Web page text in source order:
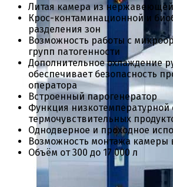
Литая камера из нержавеющей
Крос-контаминационной и
разделения зон
Возможность работы с
групп патогенности
Дополнительное охлаждение
обеспечивает безопасность
оператора
Встроенный парогенератор
Функция низкотемпературной
термочувствительных
Однодверное и проходное
Возможность монтажа камеры
Объём от 300 до 17 000 л